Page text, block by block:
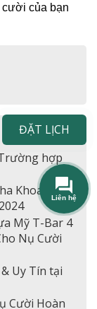
cười của bạn
hợp
Khoa Smile
Mỹ T-Bar 4
Nụ Cười
Uy Tín tại
Cười Hoàn
ĐẶT LỊCH